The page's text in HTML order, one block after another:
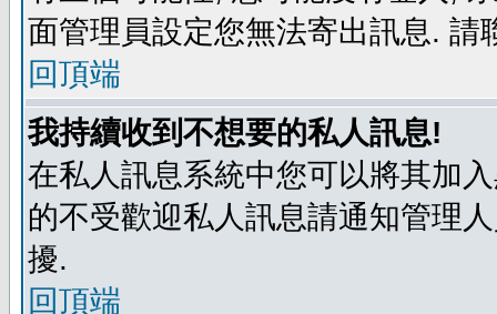
面管理員設定您無法寄出訊息. 請
回頂端
我持續收到不想要的私人訊息!
在私人訊息系統中您可以將其加
的不受歡迎私人訊息請通知管理
擾.
回頂端